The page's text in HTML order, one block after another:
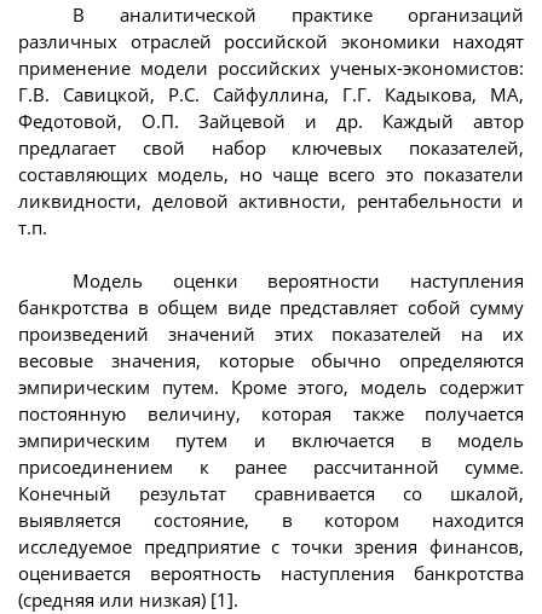
В аналитической практике организаций
различных отраслей российской экономики находят
применение модели российских ученых-экономистов:
Г.В. Савицкой, Р.С. Сайфуллина, Г.Г. Кадыкова, МА,
Федотовой, О.П. Зайцевой и др. Каждый автор
предлагает свой набор ключевых показателей,
составляющих модель, но чаще всего это показатели
ликвидности, деловой активности, рентабельности и
т.п.
Модель оценки вероятности наступления
банкротства в общем виде представляет собой сумму
произведений значений этих показателей на их
весовые значения, которые обычно определяются
эмпирическим путем. Кроме этого, модель содержит
постоянную величину, которая также получается
эмпирическим путем и включается в модель
присоединением к ранее рассчитанной сумме.
Конечный результат сравнивается со шкалой,
выявляется состояние, в котором находится
исследуемое предприятие с точки зрения финансов,
оценивается вероятность наступления банкротства
(средняя или низкая) [1].